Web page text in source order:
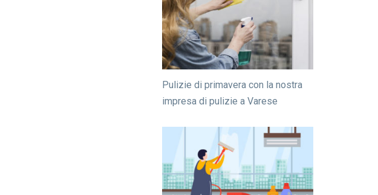
Pulizie di primavera con la nostra
impresa di pulizie a Varese